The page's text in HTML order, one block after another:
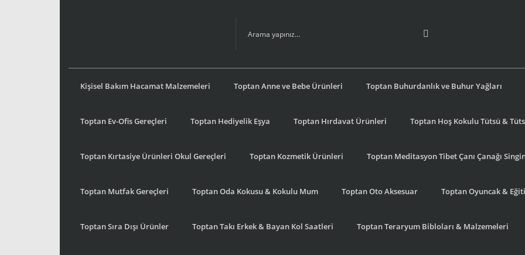
Kişisel Bakım Hacamat Malzemeleri Toptan Anne ve Bebe Ürünleri Toptan Buhurdanlık ve Buhur Yağları
Toptan Ev-Ofis Gereçleri Toptan Hediyelik Eşya Toptan Hırdavat Ürünleri Toptan Hoş Kokulu Tütsü &
Toptan Kırtasiye Ürünleri Okul Gereçleri Toptan Kozmetik Ürünleri Toptan Meditasyon Tibet Çanı Çanağı
Toptan Mutfak Gereçleri Toptan Oda Kokusu & Kokulu Mum Toptan Oto Aksesuar Toptan Oyuncak &
Toptan Sıra Dışı Ürünler Toptan Takı Erkek & Bayan Kol Saatleri Toptan Teraryum Bibloları & Malzemeleri